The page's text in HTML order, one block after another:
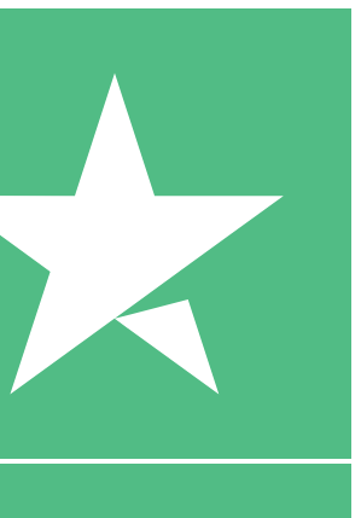
Creditpakketten
downloadtegoeden. Geen maandelijkse
1000